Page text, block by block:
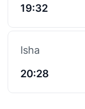
19:32
Isha
20:28